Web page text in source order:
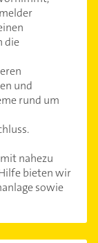
die
und
rund um
nahezu
bieten wir
sowie